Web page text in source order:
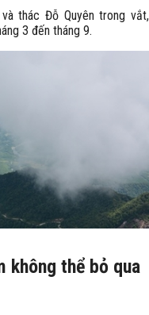
thác Đỗ Quyên trong vắt,
3 đến tháng 9.
không thể bỏ qua